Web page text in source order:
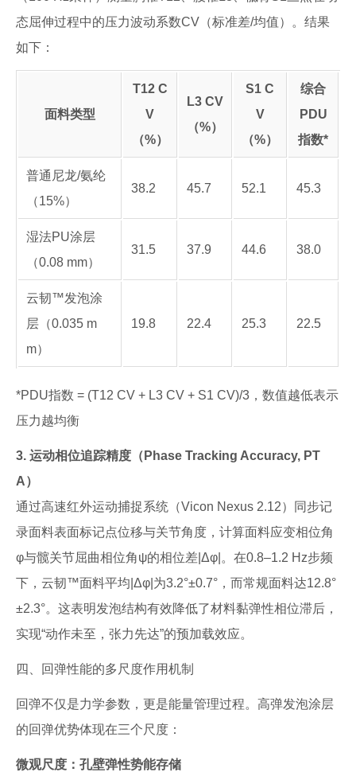
态屈伸过程中的压力波动系数CV（标准差/均值）。结果
如下：
面料类型
T12 C
V
（%）
L3 CV
（%）
S1 C
V
（%）
综合
PDU
指数*
普通尼龙/氨纶
（15%）
38.2 45.7 52.1 45.3
湿法PU涂层
（0.08 mm）
31.5 37.9 44.6 38.0
云韧™发泡涂
层（0.035 m
m）
19.8 22.4 25.3 22.5
*PDU指数 = (T12 CV + L3 CV + S1 CV)/3，数值越低表示
压力越均衡
3. 运动相位追踪精度（Phase Tracking Accuracy, PT
A）
通过高速红外运动捕捉系统（Vicon Nexus 2.12）同步记
录面料表面标记点位移与关节角度，计算面料应变相位角
φ与髋关节屈曲相位角ψ的相位差|Δφ|。在0.8–1.2 Hz步频
下，云韧™面料平均|Δφ|为3.2°±0.7°，而常规面料达12.8°
±2.3°。这表明发泡结构有效降低了材料黏弹性相位滞后，
实现“动作未至，张力先达”的预加载效应。
四、回弹性能的多尺度作用机制
回弹不仅是力学参数，更是能量管理过程。高弹发泡涂层
的回弹优势体现在三个尺度：
微观尺度：孔壁弹性势能存储